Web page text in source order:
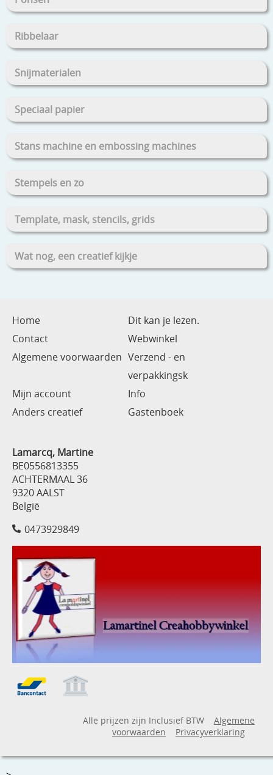
Ribbelaar
Snijmaterialen
Speciaal papier
Stans machine en embossing machines
Stempels en zo
Template, mask, stencils, grids
Wat nog, een creatief kijkje
Home
Dit kan je lezen.
Contact
Webwinkel
Algemene voorwaarden Verzend - en
verpakkingsk
Mijn account
Info
Anders creatief
Gastenboek
Lamarcq, Martine
BE0556813355
ACHTERMAAL 36
9320 AALST
België
0473929849
Alle prijzen zijn Inclusief BTW
Algemene
voorwaarden
Privacyverklaring